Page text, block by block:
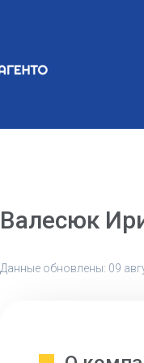
Валесюк
Данные обновлены: 09